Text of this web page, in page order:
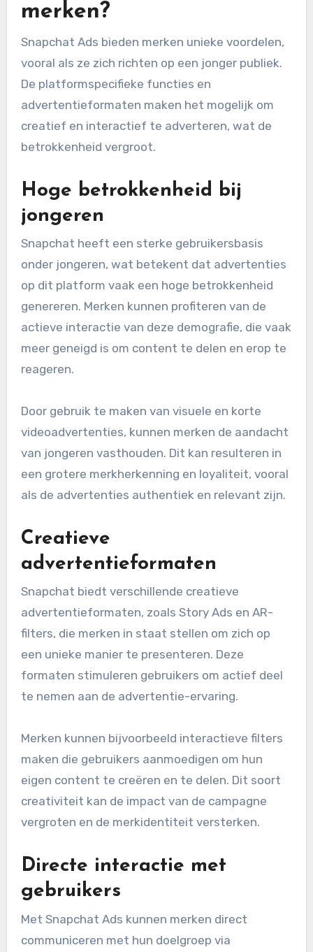
merken?
Snapchat Ads bieden merken unieke voordelen,
vooral als ze zich richten op een jonger publiek.
De platformspecifieke functies en
advertentieformaten maken het mogelijk om
creatief en interactief te adverteren, wat de
betrokkenheid vergroot.
Hoge betrokkenheid bij
jongeren
Snapchat heeft een sterke gebruikersbasis
onder jongeren, wat betekent dat advertenties
op dit platform vaak een hoge betrokkenheid
genereren. Merken kunnen profiteren van de
actieve interactie van deze demografie, die vaak
meer geneigd is om content te delen en erop te
reageren.
Door gebruik te maken van visuele en korte
videoadvertenties, kunnen merken de aandacht
van jongeren vasthouden. Dit kan resulteren in
een grotere merkherkenning en loyaliteit, vooral
als de advertenties authentiek en relevant zijn.
Creatieve
advertentieformaten
Snapchat biedt verschillende creatieve
advertentieformaten, zoals Story Ads en AR-
filters, die merken in staat stellen om zich op
een unieke manier te presenteren. Deze
formaten stimuleren gebruikers om actief deel
te nemen aan de advertentie-ervaring.
Merken kunnen bijvoorbeeld interactieve filters
maken die gebruikers aanmoedigen om hun
eigen content te creëren en te delen. Dit soort
creativiteit kan de impact van de campagne
vergroten en de merkidentiteit versterken.
Directe interactie met
gebruikers
Met Snapchat Ads kunnen merken direct
communiceren met hun doelgroep via